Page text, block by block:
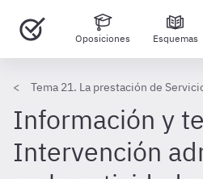
Oposiciones Esquemas
Tema 21. La prestación de
Información y
Intervención